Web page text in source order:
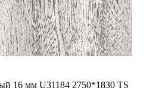
16 мм U31184 2750*1830 ТS